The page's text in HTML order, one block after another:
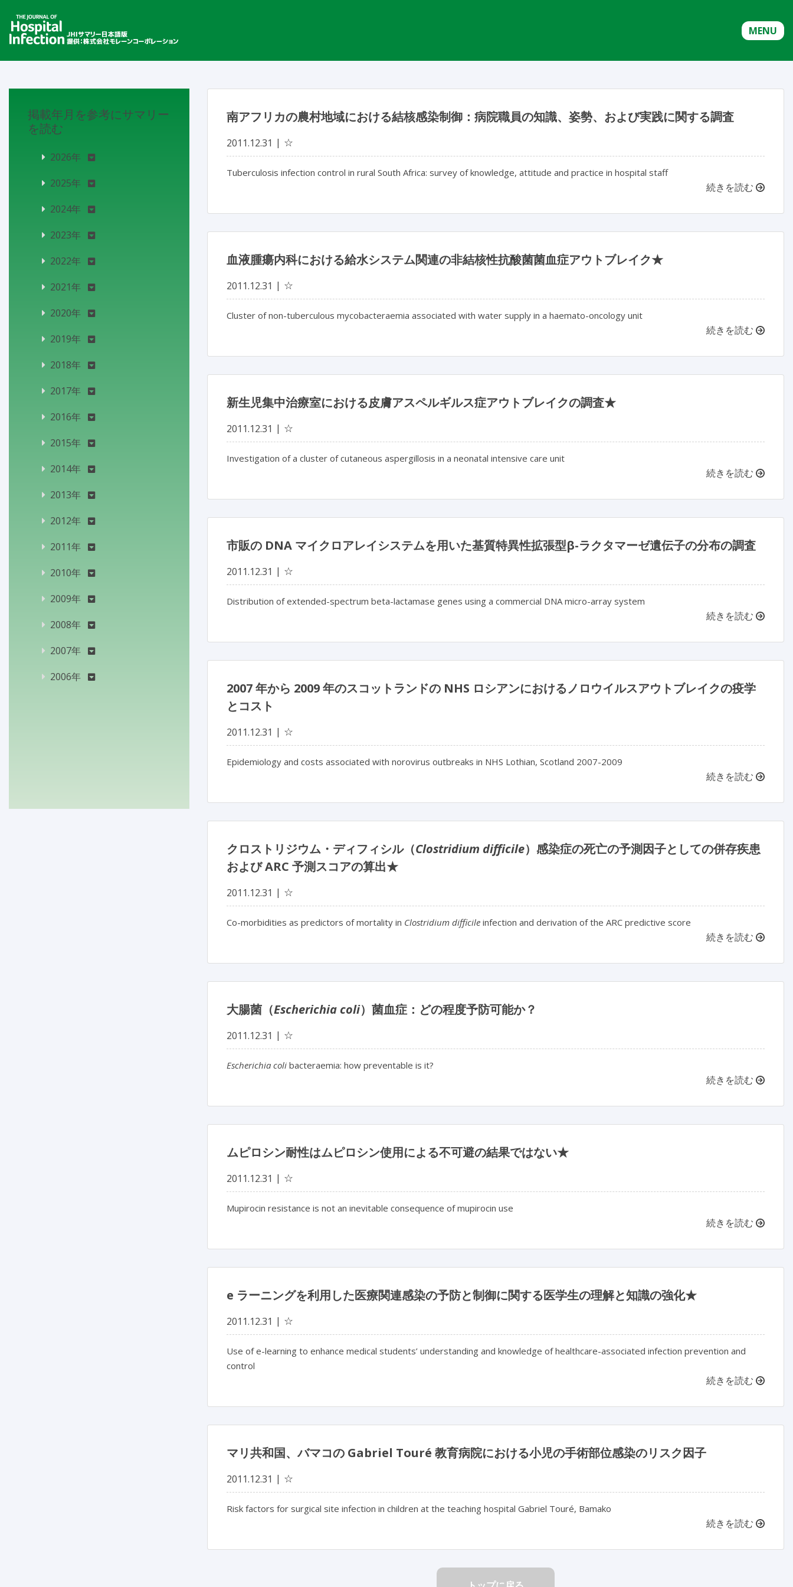
MENU
南アフリカの農村地域における結核感染制御：病院職員の知識、姿勢、および実践に関する調査
2011.12.31 ☆
Tuberculosis infection control in rural South Africa: survey of knowledge, attitude and practice in hospital staff
続きを読む
血液腫瘍内科における給水システム関連の非結核性抗酸菌菌血症アウトブレイク★
2011.12.31 ☆
Cluster of non-tuberculous mycobacteraemia associated with water supply in a haemato-oncology unit
続きを読む
新生児集中治療室における皮膚アスペルギルス症アウトブレイクの調査★
2011.12.31 ☆
Investigation of a cluster of cutaneous aspergillosis in a neonatal intensive care unit
続きを読む
市販の DNA マイクロアレイシステムを用いた基質特異性拡張型β-ラクタマーゼ遺伝子の分布の調査
2011.12.31 ☆
Distribution of extended-spectrum beta-lactamase genes using a commercial DNA micro-array system
続きを読む
2007 年から 2009 年のスコットランドの NHS ロシアンにおけるノロウイルスアウトブレイクの疫学
とコスト
2011.12.31 ☆
Epidemiology and costs associated with norovirus outbreaks in NHS Lothian, Scotland 2007-2009
続きを読む
クロストリジウム・ディフィシル（Clostridium difficile）感染症の死亡の予測因子としての併存疾患
および ARC 予測スコアの算出★
2011.12.31 ☆
Co-morbidities as predictors of mortality in Clostridium difficile infection and derivation of the ARC predictive score
続きを読む
大腸菌（Escherichia coli）菌血症：どの程度予防可能か？
2011.12.31 ☆
Escherichia coli bacteraemia: how preventable is it?
続きを読む
ムピロシン耐性はムピロシン使用による不可避の結果ではない★
2011.12.31 ☆
Mupirocin resistance is not an inevitable consequence of mupirocin use
続きを読む
e ラーニングを利用した医療関連感染の予防と制御に関する医学生の理解と知識の強化★
2011.12.31 ☆
Use of e-learning to enhance medical students’ understanding and knowledge of healthcare-associated infection prevention and
control
続きを読む
マリ共和国、バマコの Gabriel Touré 教育病院における小児の手術部位感染のリスク因子
2011.12.31 ☆
Risk factors for surgical site infection in children at the teaching hospital Gabriel Touré, Bamako
続きを読む
掲載年月を参考にサマリー
を読む
2026年
2025年
2024年
2023年
2022年
2021年
2020年
2019年
2018年
2017年
2016年
2015年
2014年
2013年
2012年
2011年
2010年
2009年
2008年
2007年
2006年